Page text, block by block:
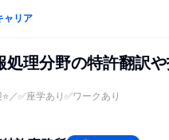
ャリア
処理分野の特許翻訳
／✅座学あり✅ワークあり